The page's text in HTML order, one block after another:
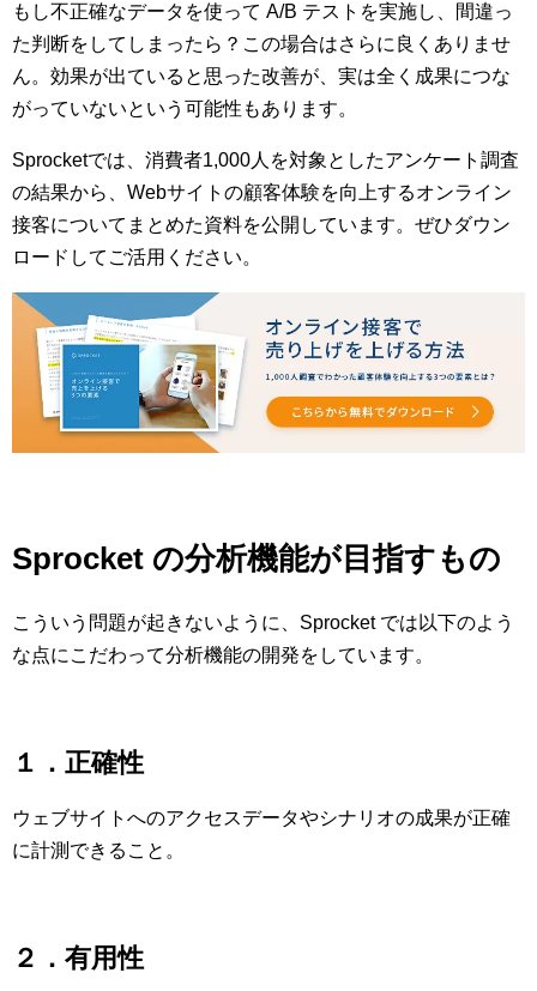
もし不正確なデータを使って A/B テストを実施し、間違っ
た判断をしてしまったら？この場合はさらに良くありませ
ん。効果が出ていると思った改善が、実は全く成果につな
がっていないという可能性もあります。
Sprocketでは、消費者1,000人を対象としたアンケート調査
の結果から、Webサイトの顧客体験を向上するオンライン
接客についてまとめた資料を公開しています。ぜひダウン
ロードしてご活用ください。
Sprocket の分析機能が目指すもの
こういう問題が起きないように、Sprocket では以下のよう
な点にこだわって分析機能の開発をしています。
１．正確性
ウェブサイトへのアクセスデータやシナリオの成果が正確
に計測できること。
２．有用性